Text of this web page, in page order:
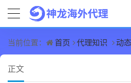
当前位置： 首页 代理知识 动态代
正文